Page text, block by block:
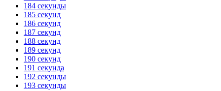
184 секунды
185 секунд
186 секунд
187 секунд
188 секунд
189 секунд
190 секунд
191 секунда
192 секунды
193 секунды